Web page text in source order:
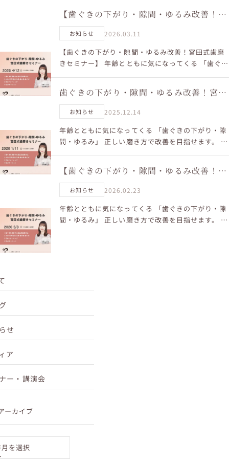
【歯ぐきの下がり・隙間・ゆるみ改善！宮
田式歯磨きセミナー】
お知らせ 2026.03.11
【歯ぐきの下がり・隙間・ゆるみ改善！宮田式歯磨
きセミナー】 年齢とともに気になってくる 「歯ぐき
歯ぐきの下がり・隙間・ゆるみ改善！宮田
式歯磨きセミナー
お知らせ 2025.12.14
年齢とともに気になってくる 「歯ぐきの下がり・隙
間・ゆるみ」 正しい磨き方で改善を目指せます。 ■
【歯ぐきの下がり・隙間・ゆるみ改善！宮
田式歯磨きセミナー】
お知らせ 2026.02.23
年齢とともに気になってくる 「歯ぐきの下がり・隙
間・ゆるみ」 正しい磨き方で改善を目指せます。 ■
せ
ア
ー・講演会
ーカイブ
を選択